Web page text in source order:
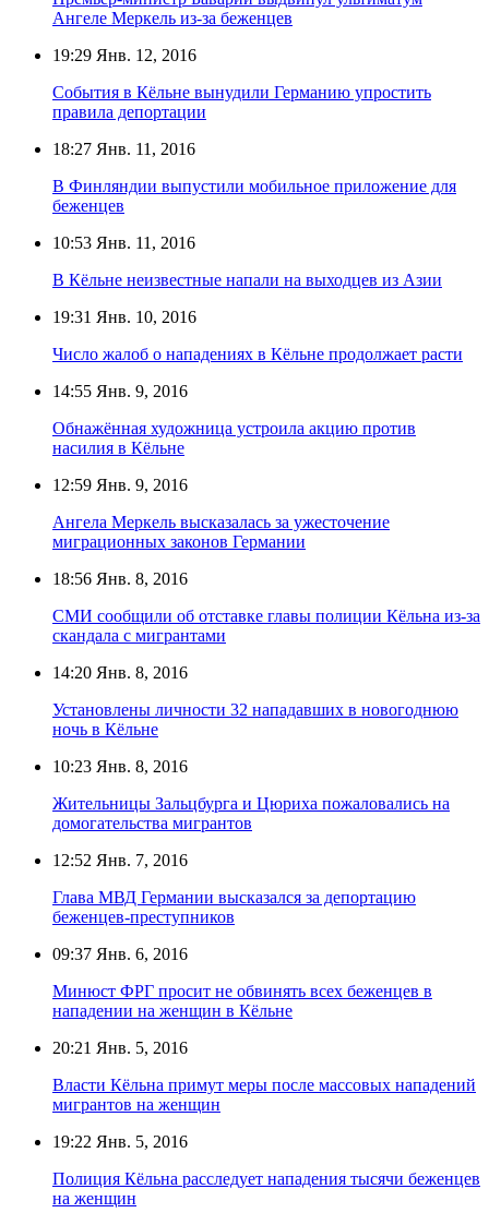
Ангеле Меркель из-за беженцев
19:29 Янв. 12, 2016
События в Кёльне вынудили Германию упростить
правила депортации
18:27 Янв. 11, 2016
В Финляндии выпустили мобильное приложение для
беженцев
10:53 Янв. 11, 2016
В Кёльне неизвестные напали на выходцев из Азии
19:31 Янв. 10, 2016
Число жалоб о нападениях в Кёльне продолжает расти
14:55 Янв. 9, 2016
Обнажённая художница устроила акцию против
насилия в Кёльне
12:59 Янв. 9, 2016
Ангела Меркель высказалась за ужесточение
миграционных законов Германии
18:56 Янв. 8, 2016
СМИ сообщили об отставке главы полиции Кёльна из-за
скандала с мигрантами
14:20 Янв. 8, 2016
Установлены личности 32 нападавших в новогоднюю
ночь в Кёльне
10:23 Янв. 8, 2016
Жительницы Зальцбурга и Цюриха пожаловались на
домогательства мигрантов
12:52 Янв. 7, 2016
Глава МВД Германии высказался за депортацию
беженцев-преступников
09:37 Янв. 6, 2016
Минюст ФРГ просит не обвинять всех беженцев в
нападении на женщин в Кёльне
20:21 Янв. 5, 2016
Власти Кёльна примут меры после массовых нападений
мигрантов на женщин
19:22 Янв. 5, 2016
Полиция Кёльна расследует нападения тысячи беженцев
на женщин